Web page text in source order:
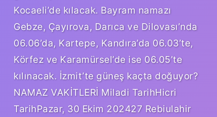
Kocaeli’de kılacak. Bayram namazı
Gebze, Çayırova, Darıca ve Dilovası’nda
06.06’da, Kartepe, Kandıra’da 06.03’te,
Körfez ve Karamürsel’de ise 06.05’te
kılınacak. İzmit’te güneş kaçta doğuyor?
NAMAZ VAKİTLERİ Miladi TarihHicri
TarihPazar, 30 Ekim 202427 Rebiulahir